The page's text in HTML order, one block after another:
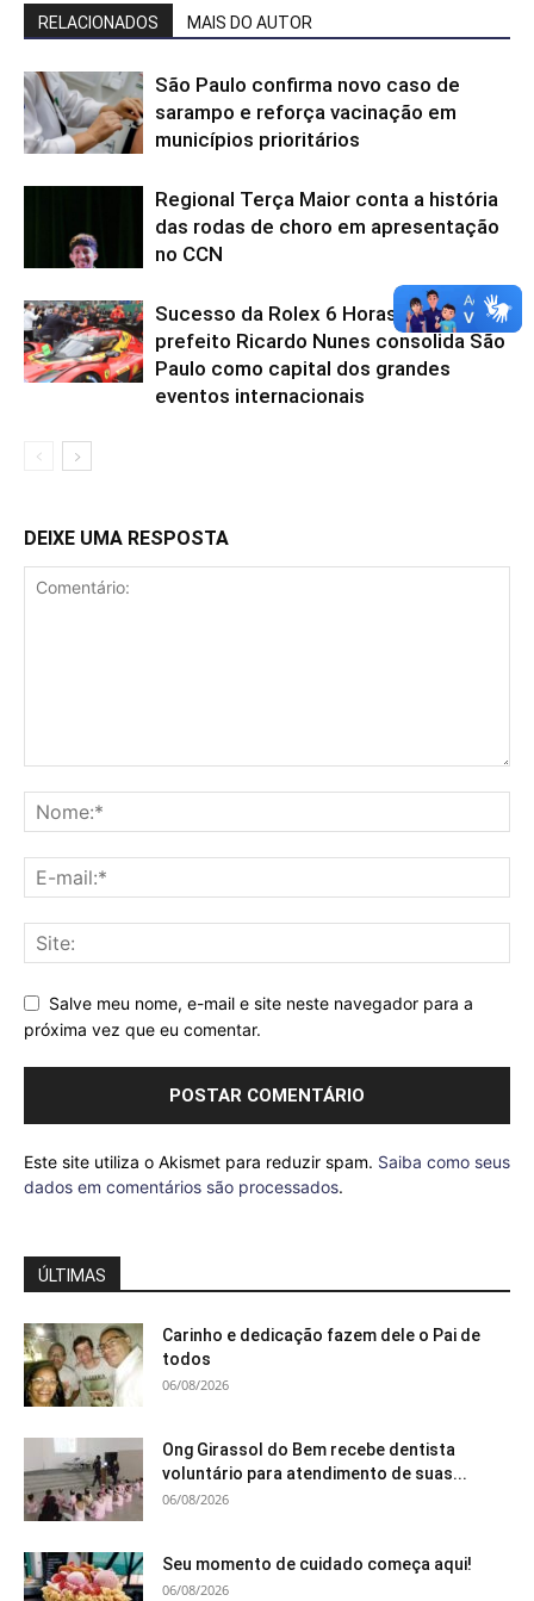
RELACIONADOS MAIS DO AUTOR
São Paulo confirma novo caso de
sarampo e reforça vacinação em
municípios prioritários
Regional Terça Maior conta a história
das rodas de choro em apresentação
no CCN
Sucesso da Rolex 6 Horas: gestão do
prefeito Ricardo Nunes consolida São
Paulo como capital dos grandes
eventos internacionais
DEIXE UMA RESPOSTA
Salve meu nome, e-mail e site neste navegador para a
próxima vez que eu comentar.
Este site utiliza o Akismet para reduzir spam. Saiba como seus
dados em comentários são processados.
ÚLTIMAS
Carinho e dedicação fazem dele o Pai de
todos
06/08/2026
Ong Girassol do Bem recebe dentista
voluntário para atendimento de suas...
06/08/2026
Seu momento de cuidado começa aqui!
06/08/2026